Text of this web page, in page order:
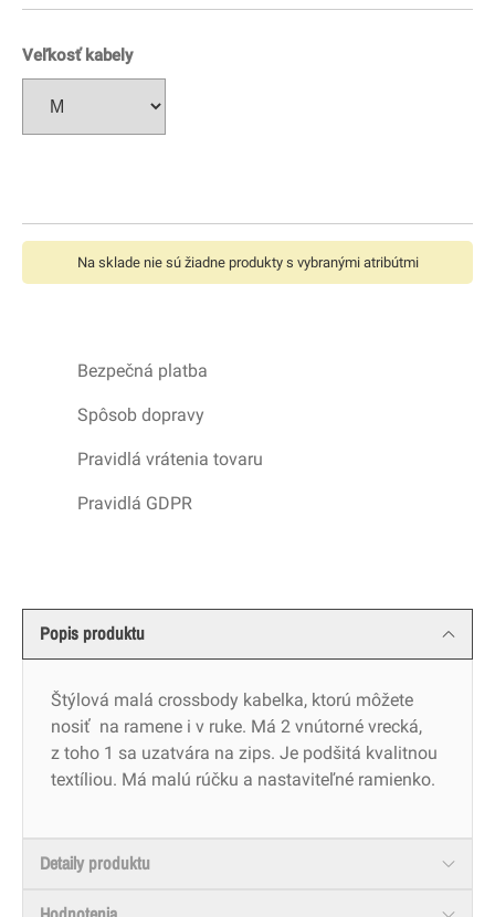
Veľkosť kabely
Na sklade nie sú žiadne produkty s vybranými atribútmi
Bezpečná platba
Spôsob dopravy
Pravidlá vrátenia tovaru
Pravidlá GDPR
Popis produktu
Štýlová malá crossbody kabelka, ktorú môžete
nosiť na ramene i v ruke. Má 2 vnútorné vrecká,
z toho 1 sa uzatvára na zips. Je podšitá kvalitnou
textíliou. Má malú rúčku a nastaviteľné ramienko.
Detaily produktu